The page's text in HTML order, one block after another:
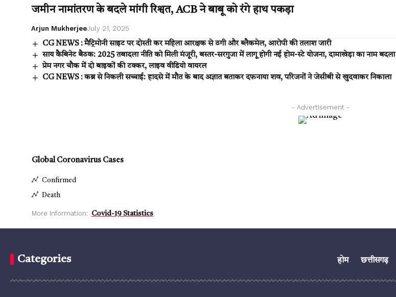
जमीन नामांतरण के बदले मांगी रिश्वत, ACB ने बाबू को रंगे हाथ पकड़ा
Arjun MukherjeeJuly 21, 2025
CG NEWS : मैट्रिमोनी साइट पर दोस्ती कर महिला आरक्षक से ठगी और ब्लैकमेल, आरोपी की तलाश जारी
साय कैबिनेट बैठक: 2025 तबादला नीति को मिली मंजूरी, बस्तर-सरगुजा में लागू होगी नई होम-स्टे योजना, दामाखेड़ा का नाम बदला
प्रेम नगर चौक में दो बाइकों की टक्कर, लाइव वीडियो वायरल
CG NEWS : कब्र से निकली सच्चाई: हादसे में मौत के बाद अज्ञात बताकर दफनाया शव, परिजनों ने जेसीबी से खुदवाकर निकाला
- Advertisement -
Global Coronavirus Cases
Confirmed
Death
More Information: Covid-19 Statistics
Categories होम छत्तीसगढ़